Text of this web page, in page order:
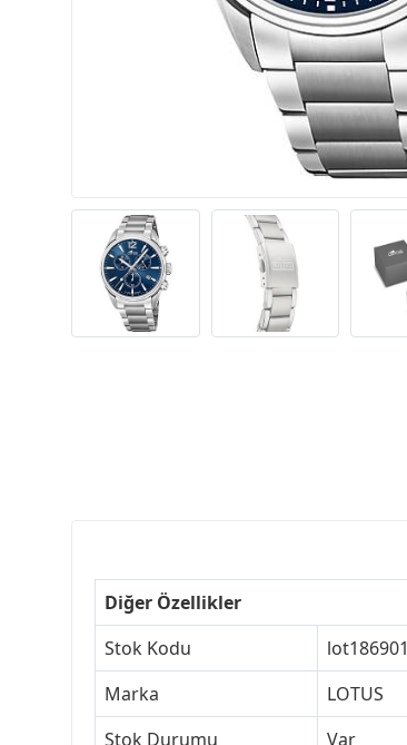
Diğer Özellikler
Stok Kodu
lot186901
Marka
LOTUS
Stok Durumu
Var